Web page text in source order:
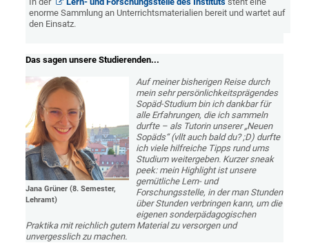
enorme Sammlung an Unterrichtsmaterialien bereit und wartet auf
den Einsatz.
Das sagen unsere Studierenden...
Jana Grüner (8. Semester,
Lehramt)
Auf meiner bisherigen Reise durch
mein sehr persönlichkeitsprägendes
Sopäd-Studium bin ich dankbar für
alle Erfahrungen, die ich sammeln
durfte – als Tutorin unserer „Neuen
Sopäds“ (vllt auch bald du? ;D) durfte
ich viele hilfreiche Tipps rund ums
Studium weitergeben. Kurzer sneak
peek: mein Highlight ist unsere
gemütliche Lern- und
Forschungsstelle, in der man Stunden
über Stunden verbringen kann, um die
eigenen sonderpädagogischen
Praktika mit reichlich gutem Material zu versorgen und
unvergesslich zu machen.